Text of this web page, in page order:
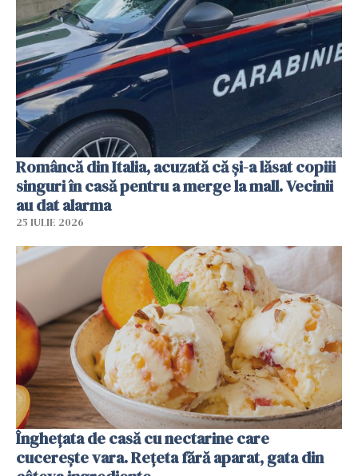
Româncă din Italia, acuzată că și-a lăsat copiii
singuri în casă pentru a merge la mall. Vecinii
au dat alarma
25 IULIE 2026
Înghețata de casă cu nectarine care
cucerește vara. Rețeta fără aparat, gata din